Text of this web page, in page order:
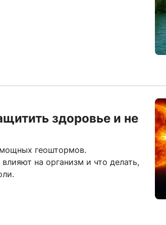
здоровье и не
геоштормов.
на организм и что делать,